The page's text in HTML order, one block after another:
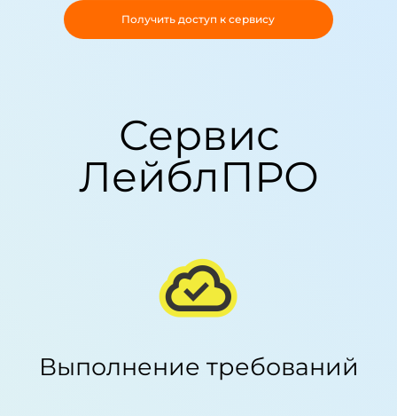
Получить доступ к сервису
Сервис
ЛейблПРО
Выполнение требований